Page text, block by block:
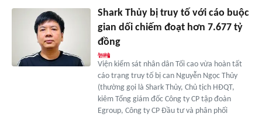
Shark Thủy bị truy tố với cáo buộc
gian dối chiếm đoạt hơn 7.677 tỷ
đồng
Viện kiểm sát nhân dân Tối cao vừa hoàn tất
cáo trạng truy tố bị can Nguyễn Ngọc Thủy
(thường gọi là Shark Thủy, Chủ tịch HĐQT,
kiêm Tổng giám đốc Công ty CP tập đoàn
Egroup, Công ty CP Đầu tư và phân phối